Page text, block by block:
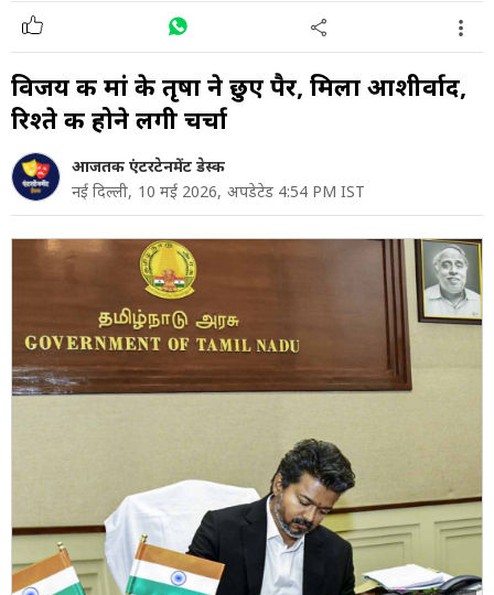
विजय की मां के तृषा ने छुए पैर, मिला आशीर्वाद,
रिश्ते की होने लगी चर्चा
आजतक एंटरटेनमेंट डेस्क
नई दिल्ली, 10 मई 2026, अपडेटेड 4:54 PM IST